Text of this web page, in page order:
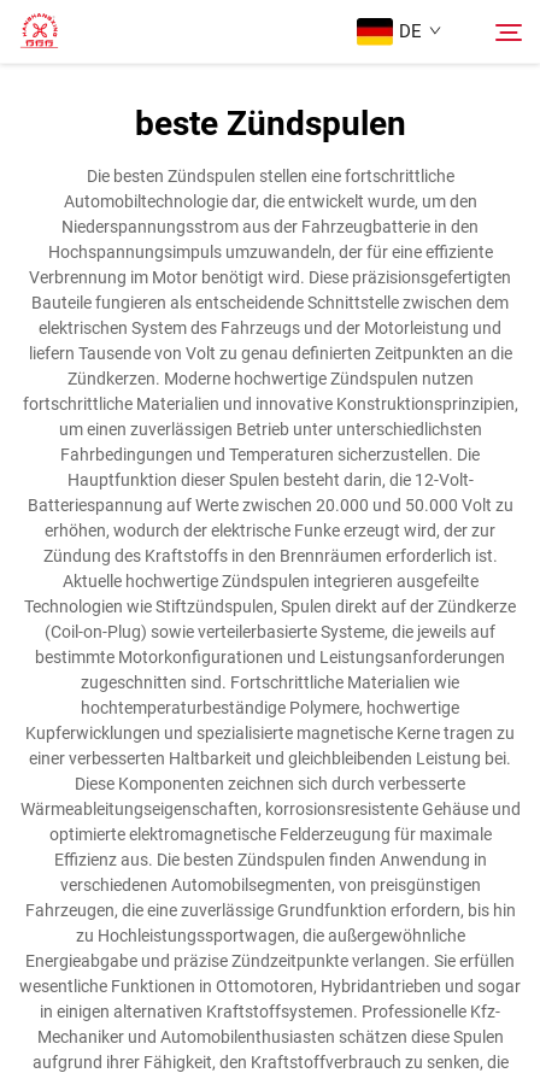
DE
Produkte
Über Uns
Fälle
Kontaktieren Sie uns
Suche
beste Zündspulen
Die besten Zündspulen stellen eine fortschrittliche
Automobiltechnologie dar, die entwickelt wurde, um den
Niederspannungsstrom aus der Fahrzeugbatterie in den
Hochspannungsimpuls umzuwandeln, der für eine effiziente
Verbrennung im Motor benötigt wird. Diese präzisionsgefertigten
Bauteile fungieren als entscheidende Schnittstelle zwischen dem
elektrischen System des Fahrzeugs und der Motorleistung und
liefern Tausende von Volt zu genau definierten Zeitpunkten an die
Zündkerzen. Moderne hochwertige Zündspulen nutzen
fortschrittliche Materialien und innovative Konstruktionsprinzipien,
um einen zuverlässigen Betrieb unter unterschiedlichsten
Fahrbedingungen und Temperaturen sicherzustellen. Die
Hauptfunktion dieser Spulen besteht darin, die 12-Volt-
Batteriespannung auf Werte zwischen 20.000 und 50.000 Volt zu
erhöhen, wodurch der elektrische Funke erzeugt wird, der zur
Zündung des Kraftstoffs in den Brennräumen erforderlich ist.
Aktuelle hochwertige Zündspulen integrieren ausgefeilte
Technologien wie Stiftzündspulen, Spulen direkt auf der Zündkerze
(Coil-on-Plug) sowie verteilerbasierte Systeme, die jeweils auf
bestimmte Motorkonfigurationen und Leistungsanforderungen
zugeschnitten sind. Fortschrittliche Materialien wie
hochtemperaturbeständige Polymere, hochwertige
Kupferwicklungen und spezialisierte magnetische Kerne tragen zu
einer verbesserten Haltbarkeit und gleichbleibenden Leistung bei.
Diese Komponenten zeichnen sich durch verbesserte
Wärmeableitungseigenschaften, korrosionsresistente Gehäuse und
optimierte elektromagnetische Felderzeugung für maximale
Effizienz aus. Die besten Zündspulen finden Anwendung in
verschiedenen Automobilsegmenten, von preisgünstigen
Fahrzeugen, die eine zuverlässige Grundfunktion erfordern, bis hin
zu Hochleistungssportwagen, die außergewöhnliche
Energieabgabe und präzise Zündzeitpunkte verlangen. Sie erfüllen
wesentliche Funktionen in Ottomotoren, Hybridantrieben und sogar
in einigen alternativen Kraftstoffsystemen. Professionelle Kfz-
Mechaniker und Automobilenthusiasten schätzen diese Spulen
aufgrund ihrer Fähigkeit, den Kraftstoffverbrauch zu senken, die